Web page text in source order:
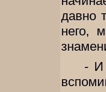
давно
него,
- И